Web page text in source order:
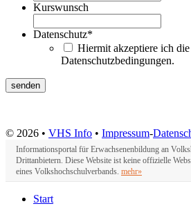
Kurswunsch
Datenschutz*
Hiermit akzeptiere ich die
Datenschutzbedingungen.
© 2026 • VHS Info • Impressum-
Informationsportal für Erwachsenenbildung an
Drittanbietern. Diese Website ist keine offizielle
eines Volkshochschulverbands. mehr»
Start